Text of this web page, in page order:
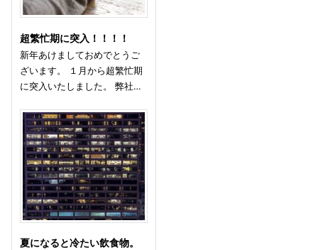
超繁忙期に突入！！！！
新年あけましておめでとうご
ざいます。 １月から超繁忙期
に突入いたしました。 弊社…
夏になると冷たい飲食物。